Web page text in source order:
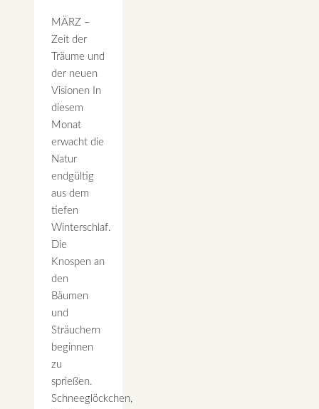
MÄRZ –
Zeit der
Träume und
der neuen
Visionen In
diesem
Monat
erwacht die
Natur
endgültig
aus dem
tiefen
Winterschlaf.
Die
Knospen an
den
Bäumen
und
Sträuchern
beginnen
zu
sprießen.
Schneeglöckchen,